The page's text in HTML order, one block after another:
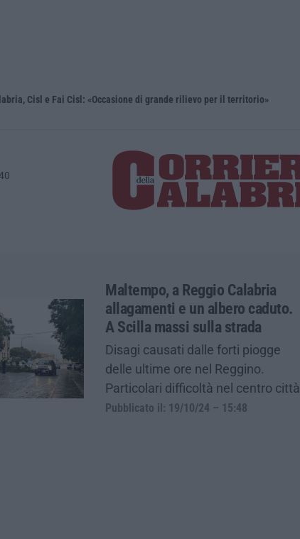
Cisl e Fai Cisl: «Occasione di grande rilievo per il territorio»
Maltempo, a Reggio Calabria
allagamenti e un albero caduto.
A Scilla massi sulla strada
Disagi causati dalle forti piogge
delle ultime ore nel Reggino.
Particolari difficoltà nel centro città
Pubblicato il: 19/10/24 – 15:48